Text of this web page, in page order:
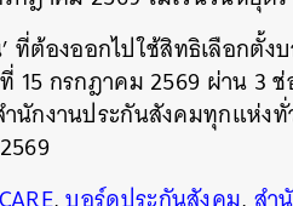
ที่ต้องออกไปใช้สิทธิเลือกตั้
15 กรกฎาคม 2569 ผ่าน 3
นักงานประกันสังคมทุกแห่ง